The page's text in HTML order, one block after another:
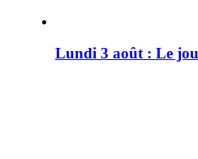
Lundi 3 août : Le